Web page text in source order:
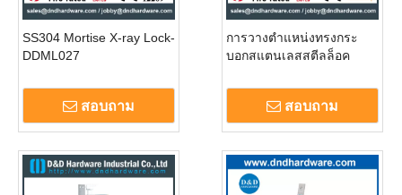
SS304 Mortise X-ray Lock-
DDML027
สอบถาม
การวางตำแหน่งทรงกระ
บอกสแตนเลสสตีลล็อค
DDML035
สอบถาม